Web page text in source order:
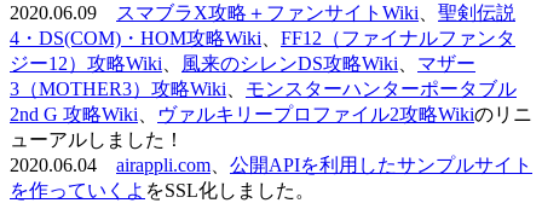
2020.06.09
スマブラX攻略＋ファンサイトWiki
聖剣伝説
4・DS(COM)・HOM攻略Wiki
FF12（ファイナルファンタ
ジー12）攻略Wiki
風来のシレンDS攻略Wiki
マザー
3（MOTHER3）攻略Wiki
モンスターハンターポータブル
2nd G 攻略Wiki
ヴァルキリープロファイル2攻略Wikiのリニ
ューアルしました！
2020.06.04 airappli.com
公開APIを利用したサンプルサイト
を作っていくよ をSSL化しました。